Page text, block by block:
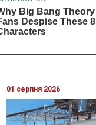
01 серпня 2026